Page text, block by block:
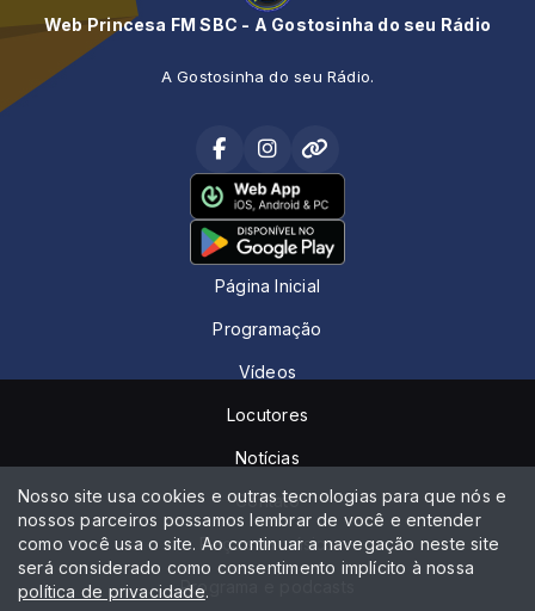
Web Princesa FM SBC - A Gostosinha do seu Rádio
A Gostosinha do seu Rádio.
Página Inicial
Programação
Vídeos
Locutores
Notícias
Contato
Peça sua música
Programa e podcasts
Nosso site usa cookies e outras tecnologias para que nós e
nossos parceiros possamos lembrar de você e entender
como você usa o site. Ao continuar a navegação neste site
será considerado como consentimento implícito à nossa
política de privacidade.